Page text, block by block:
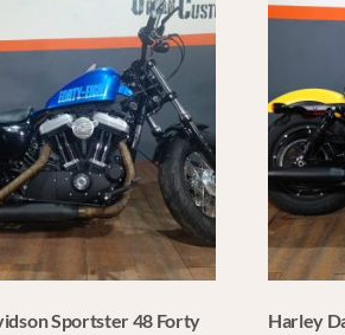
Sportster 48 Forty
Harley